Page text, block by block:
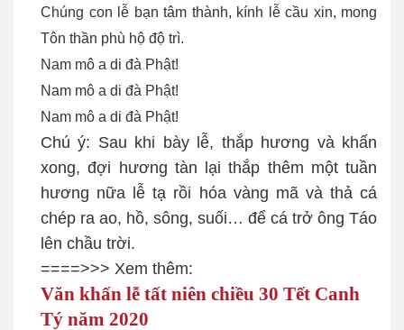
Chúng con lễ bạn tâm thành, kính lễ cầu xin, mong
Tôn thần phù hộ độ trì.
Nam mô a di đà Phật!
Nam mô a di đà Phật!
Nam mô a di đà Phật!
Chú ý: Sau khi bày lễ, thắp hương và khấn
xong, đợi hương tàn lại thắp thêm một tuần
hương nữa lễ tạ rồi hóa vàng mã và thả cá
chép ra ao, hồ, sông, suối… để cá trở ông Táo
lên chầu trời.
====>>> Xem thêm:
Văn khấn lễ tất niên chiều 30 Tết Canh
Tý năm 2020